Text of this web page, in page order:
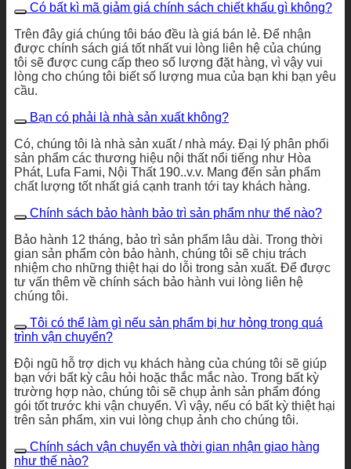
Có bất kì mã giảm giá chính sách chiết khấu gì không?
Trên đây giá chúng tôi báo đều là giá bán lẻ. Để nhận
được chính sách giá tốt nhất vui lòng liên hệ của chúng
tôi sẽ được cung cấp theo số lượng đặt hàng, vì vậy vui
lòng cho chúng tôi biết số lượng mua của bạn khi bạn yêu
cầu.
Bạn có phải là nhà sản xuất không?
Có, chúng tôi là nhà sản xuất / nhà máy. Đại lý phân phối
sản phẩm các thương hiệu nội thất nổi tiếng như Hòa
Phát, Lufa Fami, Nội Thất 190..v.v. Mang đến sản phẩm
chất lượng tốt nhất giá cạnh tranh tới tay khách hàng.
Chính sách bảo hành bảo trì sản phẩm như thế nào?
Bảo hành 12 tháng, bảo trì sản phẩm lâu dài. Trong thời
gian sản phẩm còn bảo hành, chúng tôi sẽ chịu trách
nhiệm cho những thiệt hại do lỗi trong sản xuất. Để được
tư vấn thêm về chính sách bảo hành vui lòng liên hệ
chúng tôi.
Tôi có thể làm gì nếu sản phẩm bị hư hỏng trong quá
trình vận chuyển?
Đội ngũ hỗ trợ dịch vụ khách hàng của chúng tôi sẽ giúp
bạn với bất kỳ câu hỏi hoặc thắc mắc nào. Trong bất kỳ
trường hợp nào, chúng tôi sẽ chụp ảnh sản phẩm đóng
gói tốt trước khi vận chuyển. Vì vậy, nếu có bất kỳ thiệt hại
trên sản phẩm, xin vui lòng chụp ảnh cho chúng tôi.
Chính sách vận chuyển và thời gian nhận giao hàng
như thế nào?